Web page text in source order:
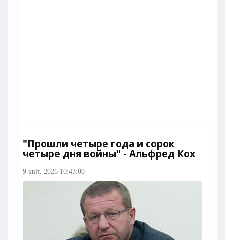
"Прошли четыре года и сорок
четыре дня войны" - Альфред Кох
9 квіт. 2026 10:43:00